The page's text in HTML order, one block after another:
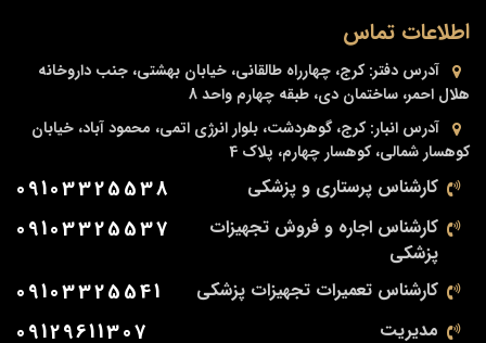
اطلاعات تماس
آدرس دفتر: کرج، چهارراه طالقانی، خیابان بهشتی، جنب داروخانه
هلال احمر، ساختمان دی، طبقه چهارم واحد 8
آدرس انبار: کرج، گوهردشت، بلوار انرژی اتمی، محمود آباد، خیابان
کوهسار شمالی، کوهسار چهارم، پلاک 4
کارشناس پرستاری و پزشکی 09103325538
کارشناس اجاره و فروش تجهیزات
پزشکی
09103325537
کارشناس تعمیرات تجهیزات پزشکی 09103325541
مدیریت 09129611307